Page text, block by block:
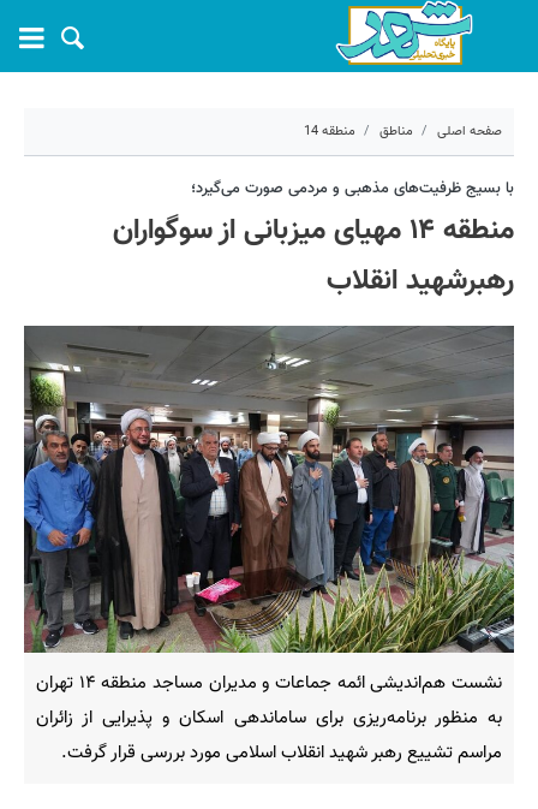
صفحه اصلی مناطق منطقه 14
کد مطلب:81962
با بسیج ظرفیت‌های مذهبی و مردمی صورت می‌گیرد؛
منطقه ۱۴ مهیای میزبانی از سوگواران
رهبرشهید انقلاب
نشست هم‌اندیشی ائمه جماعات و مدیران مساجد منطقه ۱۴ تهران
به منظور برنامه‌ریزی برای ساماندهی اسکان و پذیرایی از زائران
مراسم تشییع رهبر شهید انقلاب اسلامی مورد بررسی قرار گرفت.